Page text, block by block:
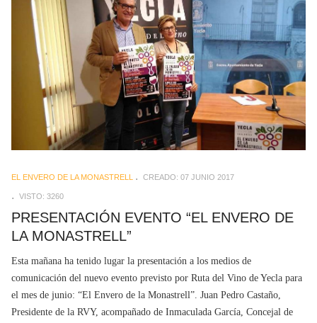
EL ENVERO DE LA MONASTRELL CREADO: 07 JUNIO 2017
VISTO: 3260
PRESENTACIÓN EVENTO “EL ENVERO DE
LA MONASTRELL”
Esta mañana ha tenido lugar la presentación a los medios de
comunicación del nuevo evento previsto por Ruta del Vino de Yecla para
el mes de junio: “El Envero de la Monastrell”. Juan Pedro Castaño,
Presidente de la RVY, acompañado de Inmaculada García, Concejal de